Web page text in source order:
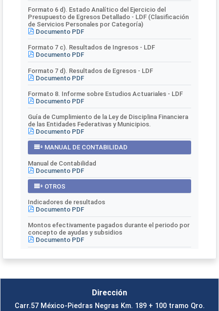
Formato 6 d). Estado Analítico del Ejercicio del
Presupuesto de Egresos Detallado - LDF (Clasificación
de Servicios Personales por Categoría)
Documento PDF
Formato 7 c). Resultados de Ingresos - LDF
Documento PDF
Formato 7 d). Resultados de Egresos - LDF
Documento PDF
Formato 8. Informe sobre Estudios Actuariales - LDF
Documento PDF
Guía de Cumplimiento de la Ley de Disciplina Financiera
de las Entidades Federativas y Municipios.
Documento PDF
MANUAL DE CONTABILIDAD
Manual de Contabilidad
Documento PDF
OTROS
Indicadores de resultados
Documento PDF
Montos efectivamente pagados durante el periodo por
concepto de ayudas y subsidios
Documento PDF
Dirección
Carr.57 México-Piedras Negras Km. 189 + 100 tramo Qro.